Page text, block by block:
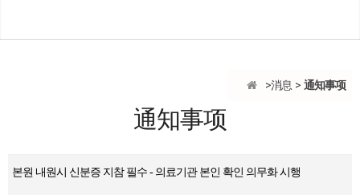
消息 通知事项
通知事项
본원 내원시 신분증 지참 필수 - 의료기관 본인 확인 의무화 시행